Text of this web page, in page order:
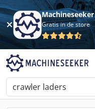
Machineseeker
Gratis in de store